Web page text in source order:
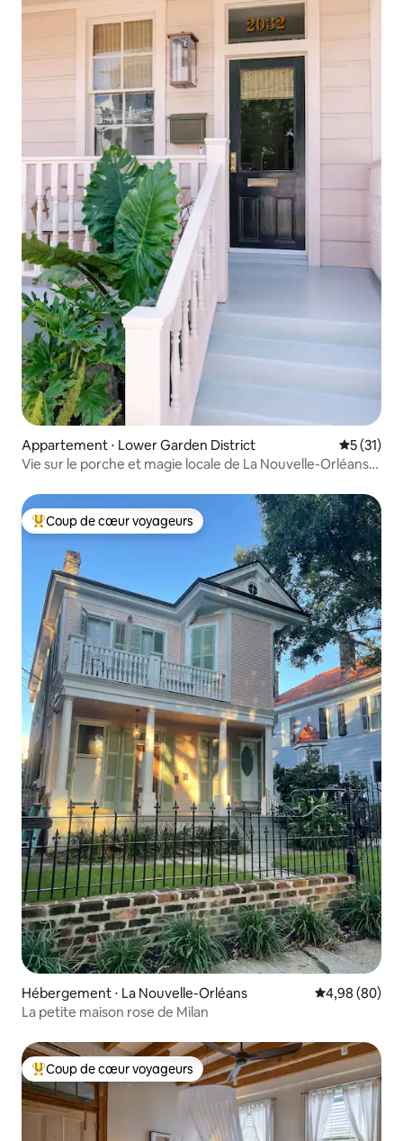
Appartement ⋅ Lower Garden District
5 (31)
Vie sur le porche et magie locale de La Nouvelle-Orléans.
Coups de cœur voyageurs les plus appréciés
Coup de cœur voyageurs
Hébergement ⋅ La Nouvelle-Orléans Évaluation
4,98 (80)
La petite maison rose de Milan
Coups de cœur voyageurs les plus appréciés
Coup de cœur voyageurs